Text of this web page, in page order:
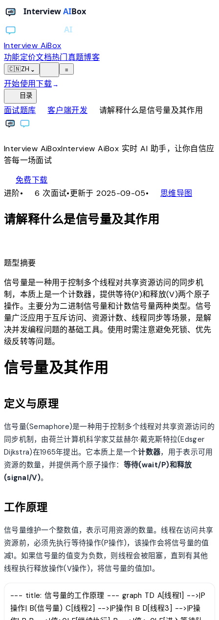
Interview AiBox
功能定价文档热门真题博客
🇨🇳ZH ⌄ ≡
开始使用下载→
目录
面试题库chevron_right客户端开发chevron_right 请解释什么是信号量及其作用
Interview AiBoxInterviewAiBox实时 AI 助手，让你自信应
答每一场面试
免费下载
进阶• 6 次面试•更新于 2025-09-05• 思维导图
请解释什么是信号量及其作用
题型摘要
信号量是一种用于控制多个线程对共享资源访问的同步机
制，本质上是一个计数器，提供等待(P)和释放(V)两个原子
操作。主要分为二进制信号量和计数信号量两种类型。信号
量广泛应用于互斥访问、资源计数、线程同步等场景，是解
决并发编程问题的基础工具。使用时需注意避免死锁、优先
级反转等问题。
信号量及其作用
定义与原理
信号量(Semaphore)是一种用于控制多个线程对共享资源访问的
同步机制，由荷兰计算机科学家艾兹赫尔·戴克斯特拉(Edsger
Dijkstra)在1965年提出。它本质上是一个计数器，用于表示可用
资源的数量，并提供两个原子操作： 等待(wait/P)和释放
(signal/V)。
工作原理
信号量维护一个整数值，表示可用资源的数量。线程在访问共享
资源前，必须先执行等待操作(P操作)，该操作会将信号量的值
减1。如果信号量的值变为负数，则线程会被阻塞，直到有其他
线程执行释放操作(V操作)，将信号量的值加1。
--- title: 信号量的工作原理 --- graph TD A[线程1] -->|P
操作| B(信号量) C[线程2] -->|P操作| B D[线程3] -->|P操